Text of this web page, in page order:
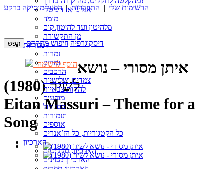
אנלוגי או דיגיטלי
מומה
מלהיטון ועד להיטון.קום
מן התקשורת
קטגוריות
זמרות
זמרים
הרכבים
צמדים ושלישיות
להקות צבאיות
מופעים
פסי קול
תזמורות
אוספים
כל הקטגוריות, כל הז’אנרים
הארכיון
הארכיון: תקליטים
הארכיון: מגזינים
הרשימות שלי |התחברות|הפעל מוסיקה ברקע
דיסקוגרפיה חיפוש מתקדם
הוסף לרשימהאיתן מסורי – נושא
לשיר (1980)
Eitan Massuri – Theme for a
Song